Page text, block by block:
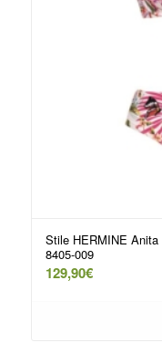
Stile HERMINE
8405-009
129,90€